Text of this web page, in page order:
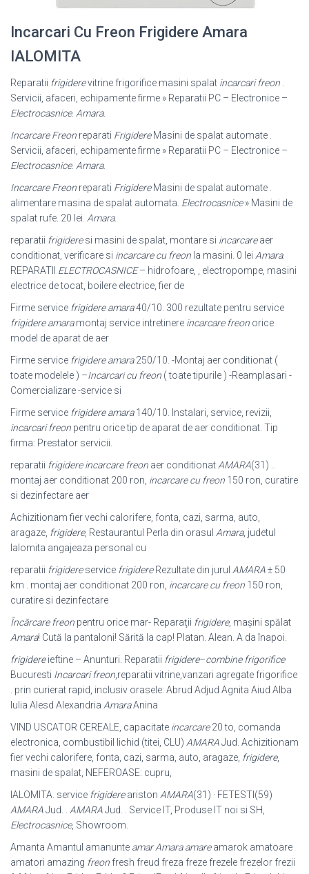
Incarcari Cu Freon Frigidere Amara
IALOMITA
Reparatii frigiderevitrine frigorifice masini spalat incarcari freon
Servicii, afaceri, echipamente firme » Reparatii PC – Electronice –
Electrocasnice. Amara.
Incarcare Freon reparati FrigidereMasini de spalat automate .
Servicii, afaceri, echipamente firme » Reparatii PC – Electronice –
Electrocasnice. Amara.
Incarcare Freon reparati FrigidereMasini de spalat automate .
alimentare masina de spalat automata. Electrocasnice» Masini de
spalat rufe. 20 lei. Amara.
reparatii frigideresi masini de spalat, montare si incarcareaer
conditionat, verificare si incarcare cu freon la masini. 0 lei Amara.
REPARATII ELECTROCASNICE– hidrofoare, , electropompe, masini
electrice de tocat, boilere electrice, fier de
Firme service frigidere amara40/10. 300 rezultate pentru service
frigidere amaramontaj service intretinere incarcare freon orice
model de aparat de aer
Firme service frigidere amara250/10. -Montaj aer conditionat (
toate modelele ) –Incarcari cu freon ( toate tipurile ) -Reamplasari -
Comercializare -service si
Firme service frigidere amara140/10. Instalari, service, revizii,
incarcari freon pentru orice tip de aparat de aer conditionat. Tip
firma: Prestator servicii.
reparatii frigidere incarcare freon aer conditionat AMARA(31) ..
montaj aer conditionat 200 ron, incarcare cu freon 150 ron, curatire
si dezinfectare aer
Achizitionam fier vechi calorifere, fonta, cazi, sarma, auto,
aragaze, frigidere, Restaurantul Perla din orasul Amara, judetul
Ialomita angajeaza personal cu
reparatii frigidereservice frigidereRezultate din jurul AMARA± 50
km . montaj aer conditionat 200 ron, incarcare cu freon 150 ron,
curatire si dezinfectare
Încărcare freon pentru orice mar- Reparaţii frigidere, maşini spălat
Amara! Cută la pantaloni! Sărită la cap! Platan. Alean. A da înapoi.
frigidereieftine – Anunturi. Reparatii frigidere–combine frigorifice
Bucuresti Incarcari freon ,reparatii vitrine,vanzari agregate frigorifice
. prin curierat rapid, inclusiv orasele: Abrud Adjud Agnita Aiud Alba
Iulia Alesd Alexandria AmaraAnina
VIND USCATOR CEREALE, capacitate incarcare20 to, comanda
electronica, combustibil lichid (titei, CLU) AMARAJud. Achizitionam
fier vechi calorifere, fonta, cazi, sarma, auto, aragaze, frigidere,
masini de spalat, NEFEROASE: cupru
IALOMITA. service frigidereariston AMARA(31) · FETESTI(59)
AMARAJud. . AMARAJud. . Service IT, Produse IT noi si SH,
Electrocasnice, Showroom.
Amanta Amantul amanunte amar Amara amareamarok amatoare
amatori amazing freon fresh freud freza freze frezele frezelor frezii